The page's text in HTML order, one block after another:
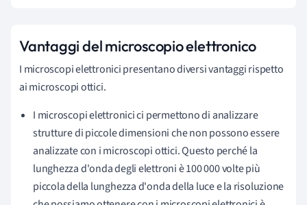
Vantaggi del microscopio elettronico
I microscopi elettronici presentano diversi vantaggi rispetto
ai microscopi ottici.
I microscopi elettronici ci permettono di analizzare
strutture di piccole dimensioni che non possono essere
analizzate con i microscopi ottici. Questo perché la
lunghezza d'onda degli elettroni è 100 000 volte più
piccola della lunghezza d'onda della luce e la risoluzione